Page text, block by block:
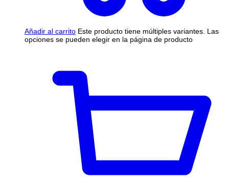
Añadir al carrito Este producto tiene múltiples variantes. Las
opciones se pueden elegir en la página de producto